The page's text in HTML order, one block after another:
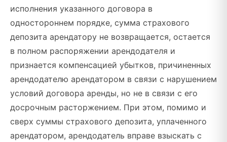
исполнения указанного договора в
одностороннем порядке, сумма страхового
депозита арендатору не возвращается, остается
в полном распоряжении арендодателя и
признается компенсацией убытков, причиненных
арендодателю арендатором в связи с нарушением
условий договора аренды, но не в связи с его
досрочным расторжением. При этом, помимо и
сверх суммы страхового депозита, уплаченного
арендатором, арендодатель вправе взыскать с